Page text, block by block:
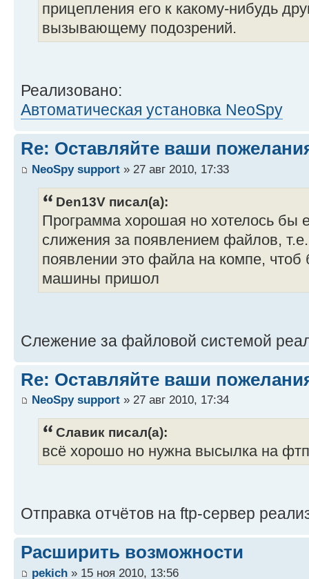
прицепления его к какому-нибудь
вызывающему подозрений.
Реализовано:
Автоматическая установка NeoSpy
Re: Оставляйте ваши
NeoSpy support » 27 авг 2010, 17:33
Den13V писал(а):
Программа хорошая но хотелось бы
слижения за появлением файлов,
появлении это файла на компе, чтоб
машины пришол
Слежение за файловой системой
Re: Оставляйте ваши
NeoSpy support » 27 авг 2010, 17:34
Славик писал(а):
всё хорошо но нужна высылка на
Отправка отчётов на ftp-сервер
Расширить возможности
pekich » 15 ноя 2010, 13:56